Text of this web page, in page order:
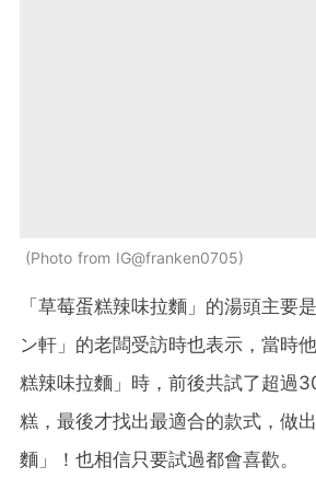
Photo from IG@franken0705
「草莓蛋糕辣味拉麵」的湯頭主要
ン軒」的老闆受訪時也表示，當時
糕辣味拉麵」時，前後共試了超過
糕，最後才找出最適合的款式，做
麵」！也相信只要試過都會喜歡。